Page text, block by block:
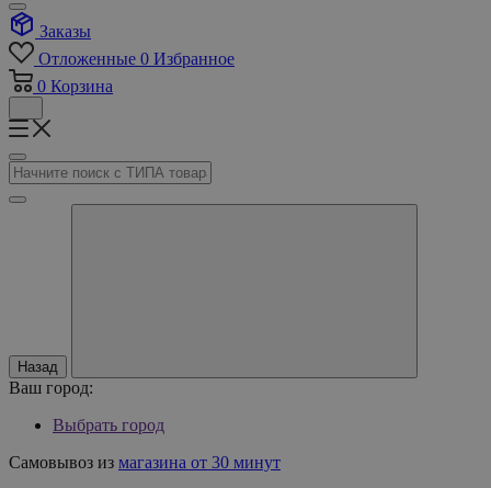
Заказы
Отложенные 0 Избранное
0 Корзина
Назад
Ваш город:
Выбрать город
Самовывоз из магазина от 30 минут